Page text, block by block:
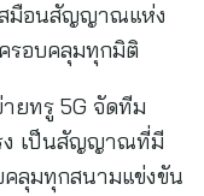
สมือนสัญญาณแห่ง
รอบคลุมทุกมิติ
ยทรู 5G จัดทีม
ง เป็นสัญญาณที่มี
ลุมทุกสนามแข่งขัน